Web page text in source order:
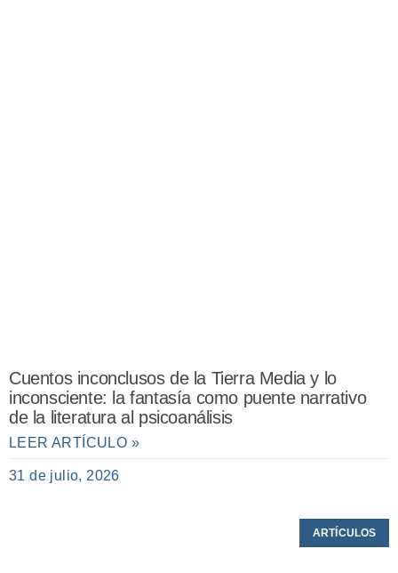
Cuentos inconclusos de la Tierra Media y lo
inconsciente: la fantasía como puente narrativo
de la literatura al psicoanálisis
LEER ARTÍCULO »
31 de julio, 2026
ARTÍCULOS